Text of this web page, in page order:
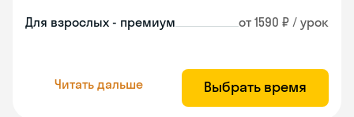
Для взрослых - премиум от 1590 ₽ / урок
Читать дальше Выбрать время